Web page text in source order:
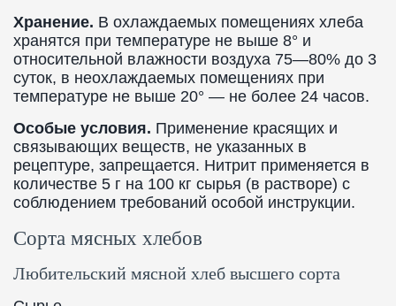
Хранение. В охлаждаемых помещениях хлеба
хранятся при температуре не выше 8° и
относительной влажности воздуха 75—80% до 3
суток, в неохлаждаемых помещениях при
температуре не выше 20° — не более 24 часов.
Особые условия. Применение красящих и
связывающих веществ, не указанных в
рецептуре, запрещается. Нитрит применяется в
количестве 5 г на 100 кг сырья (в растворе) с
соблюдением требований особой инструкции.
Сорта мясных хлебов
Любительский мясной хлеб высшего сорта